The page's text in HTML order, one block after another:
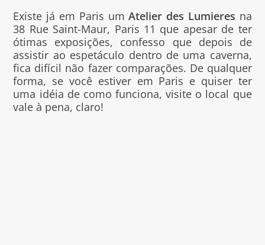
Existe já em Paris umAtelier des Lumieres na
38 Rue Saint-Maur, Paris 11 que apesar de ter
ótimas exposições, confesso que depois de
assistir ao espetáculo dentro de uma caverna,
fica difícil não fazer comparações. De qualquer
forma, se você estiver em Paris e quiser ter
uma idéia de como funciona, visite o local que
vale à pena, claro!